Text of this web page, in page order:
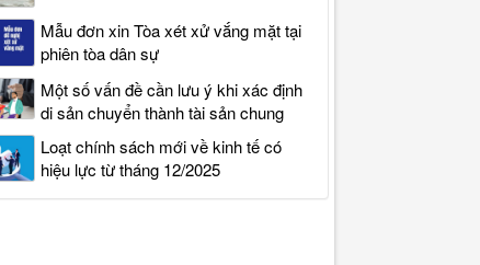
Mẫu đơn xin Tòa xét xử vắng mặt tại
phiên tòa dân sự
Một số vấn đề cần lưu ý khi xác định
di sản chuyển thành tài sản chung
Loạt chính sách mới về kinh tế có
hiệu lực từ tháng 12/2025